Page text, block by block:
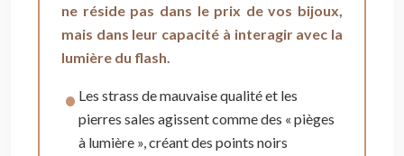
ne réside pas dans le prix de vos bijoux,
mais dans leur capacité à interagir avec la
lumière du flash.
Les strass de mauvaise qualité et les
pierres sales agissent comme des « pièges
à lumière », créant des points noirs